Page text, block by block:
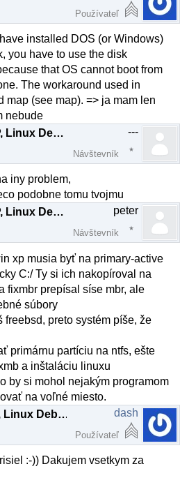
Používateľ
installed DOS (or Windows)
you have to use the disk
that OS cannot boot from
The workaround used in
map (see map). => ja mam len
nebude
Re: Windows XP, Linux Debian a boot
---
Návštevník
iny problem,
podobne tomu tvojmu
Re: Windows XP, Linux Debian a boot
peter
Návštevník
xp musia byť na primary-active
C:/ Ty si ich nakopíroval na
fixmbr prepísal síse mbr, ale
súbory
freebsd, preto systém píše, že
primárnu partíciu na ntfs, ešte
a inštaláciu linuxu
by si mohol nejakým programom
na voľné miesto.
Re: Windows XP, Linux Debian a boot
dash
Používateľ
:-)) Dakujem vsetkym za